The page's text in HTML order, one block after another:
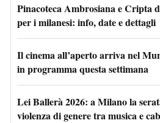
Pinacoteca Ambrosiana e Cripta
per i milanesi: info, date e dettagli
Il cinema all’aperto arriva nel
in programma questa settimana
Lei Ballerà 2026: a Milano la
violenza di genere tra musica e